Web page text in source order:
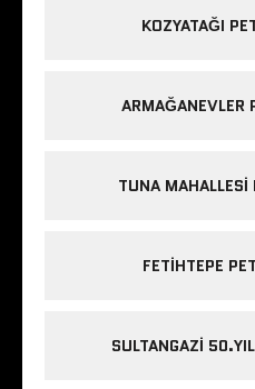
KOZYATAĞI
ARMAĞANEVLER
TUNA
FETIHTEPE
SULTANGAZI